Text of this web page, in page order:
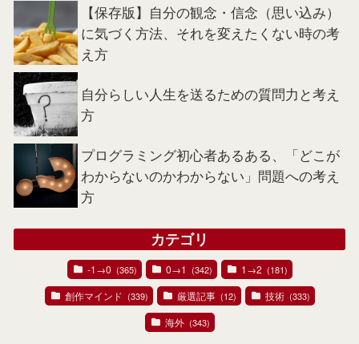
【保存版】自分の観念・信念（思い込み）
に気づく方法、それを変えたくない時の考
え方
自分らしい人生を送るための質問力と考え
方
プログラミング初心者あるある、「どこが
わからないのかわからない」問題への考え
方
カテゴリ
-1→0 (365) 0→1 (342) 1→2 (181)
創作マインド (339) 厳選記事 (12) 技術 (333)
海外 (343)